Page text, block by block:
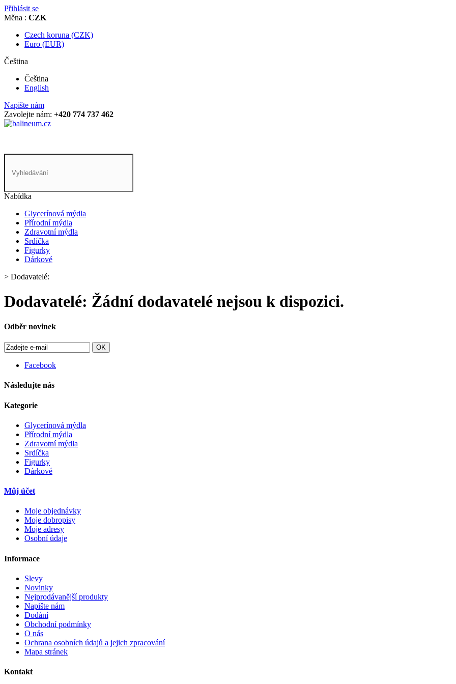
Přihlásit se
Měna : CZK
Czech koruna (CZK)
Euro (EUR)
Čeština
Čeština
English
Napište nám
Zavolejte nám: +420 774 737 462
Nabídka
Glycerínová mýdla
Přírodní mýdla
Zdravotní mýdla
Srdíčka
Figurky
Dárkové
> Dodavatelé:
Dodavatelé: Žádní dodavatelé nejsou k dispozici.
Odběr novinek
OK
Facebook
Následujte nás
Kategorie
Glycerínová mýdla
Přírodní mýdla
Zdravotní mýdla
Srdíčka
Figurky
Dárkové
Můj účet
Moje objednávky
Moje dobropisy
Moje adresy
Osobní údaje
Informace
Slevy
Novinky
Nejprodávanější produkty
Napište nám
Dodání
Obchodní podmínky
O nás
Ochrana osobních údajů a jejich zpracování
Mapa stránek
Kontakt